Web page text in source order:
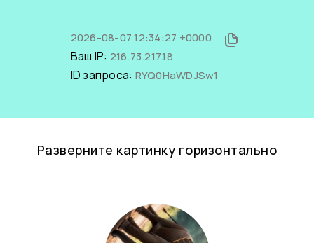
2026-08-07 12:34:27 +0000
Ваш IP: 216.73.217.18
ID запроса: RYQ0HaWDJSw1
Разверните картинку горизонтально